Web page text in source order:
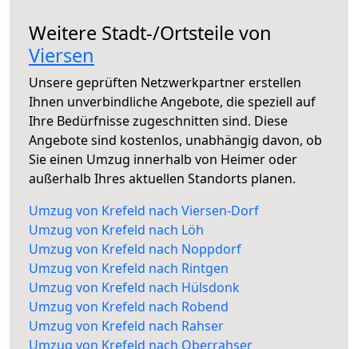
Weitere Stadt-/Ortsteile von
Viersen
Unsere geprüften Netzwerkpartner erstellen
Ihnen unverbindliche Angebote, die speziell auf
Ihre Bedürfnisse zugeschnitten sind. Diese
Angebote sind kostenlos, unabhängig davon, ob
Sie einen Umzug innerhalb von Heimer oder
außerhalb Ihres aktuellen Standorts planen.
Umzug von Krefeld nach Viersen-Dorf
Umzug von Krefeld nach Löh
Umzug von Krefeld nach Noppdorf
Umzug von Krefeld nach Rintgen
Umzug von Krefeld nach Hülsdonk
Umzug von Krefeld nach Robend
Umzug von Krefeld nach Rahser
Umzug von Krefeld nach Oberrahser